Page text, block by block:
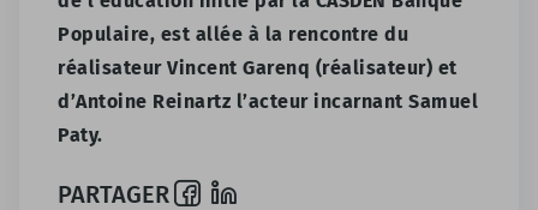
Populaire, est allée à la rencontre du
réalisateur Vincent Garenq (réalisateur) et
d’Antoine Reinartz l’acteur incarnant Samuel
Paty.
PARTAGER